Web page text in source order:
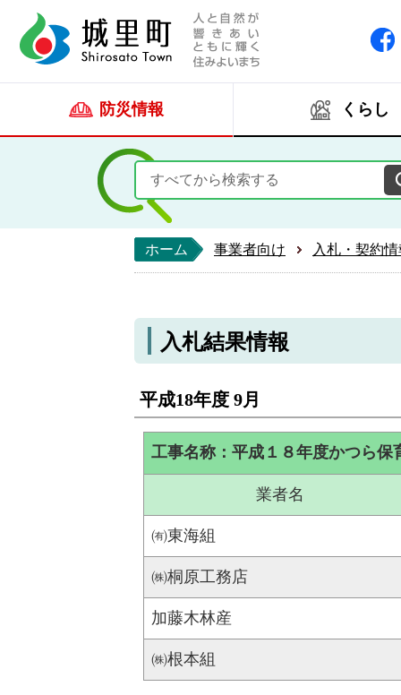
防災情報 くらし
ホーム 事業者向け 入札・契約
入札結果情報
平成18年度 9月
工事名称：平成１８年度かつら保
業者名
㈲東海組
㈱桐原工務店
加藤木林産
㈱根本組